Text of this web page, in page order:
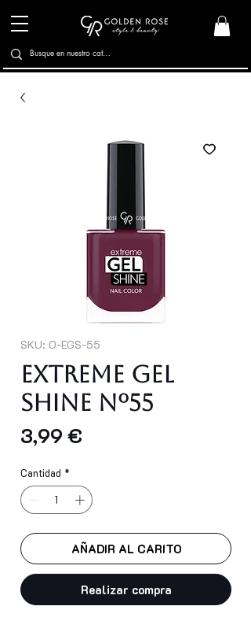
SKU: O-EGS-55
EXTREME GEL
SHINE Nº55
3,99 €
Cantidad *
AÑADIR AL CARITO
Realizar compra